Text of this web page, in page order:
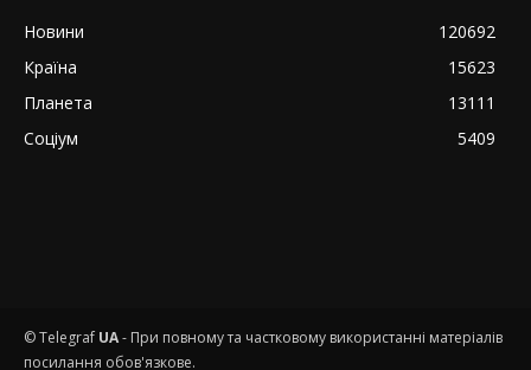
Новини
120692
Країна
15623
Планета
13111
Соціум
5409
© Telegraf UA- При повному та частковому використанні матеріалів
посилання обов'язкове.